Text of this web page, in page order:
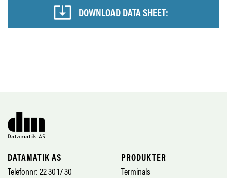
DOWNLOAD DATA SHEET:
DATAMATIK AS
Telefonnr: 22 30 17 30
PRODUKTER
Terminals